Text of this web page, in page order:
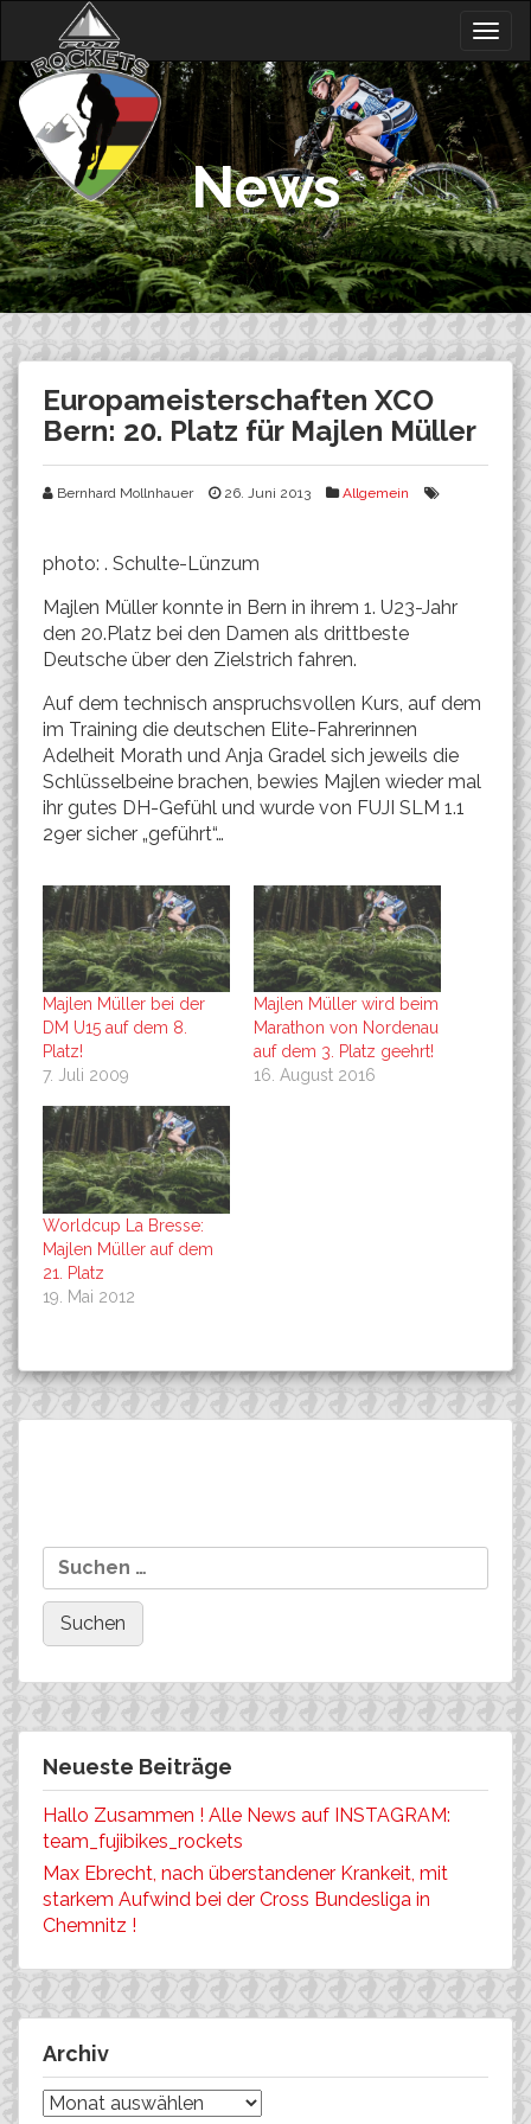
content
News
Europameisterschaften XCO
Bern: 20. Platz für Majlen Müller
Bernhard Mollnhauer 26. Juni 2013 Allgemein
photo: . Schulte-Lünzum
Majlen Müller konnte in Bern in ihrem 1. U23-Jahr
den 20.Platz bei den Damen als drittbeste
Deutsche über den Zielstrich fahren.
Auf dem technisch anspruchsvollen Kurs, auf dem
im Training die deutschen Elite-Fahrerinnen
Adelheit Morath und Anja Gradel sich jeweils die
Schlüsselbeine brachen, bewies Majlen wieder mal
ihr gutes DH-Gefühl und wurde von FUJI SLM 1.1
29er sicher „geführt“…
Majlen Müller bei der
DM U15 auf dem 8.
Platz!
7. Juli 2009
Majlen Müller wird beim
Marathon von Nordenau
auf dem 3. Platz geehrt!
16. August 2016
Worldcup La Bresse:
Majlen Müller auf dem
21. Platz
19. Mai 2012
Neueste Beiträge
Hallo Zusammen ! Alle News auf INSTAGRAM:
team_fujibikes_rockets
Max Ebrecht, nach überstandener Krankeit, mit
starkem Aufwind bei der Cross Bundesliga in
Chemnitz !
Archiv
Archiv